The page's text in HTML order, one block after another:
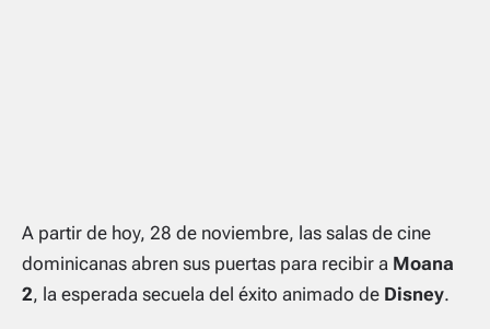
A partir de hoy, 28 de noviembre, las salas de cine
dominicanas abren sus puertas para recibir a Moana
2, la esperada secuela del éxito animado de Disney.